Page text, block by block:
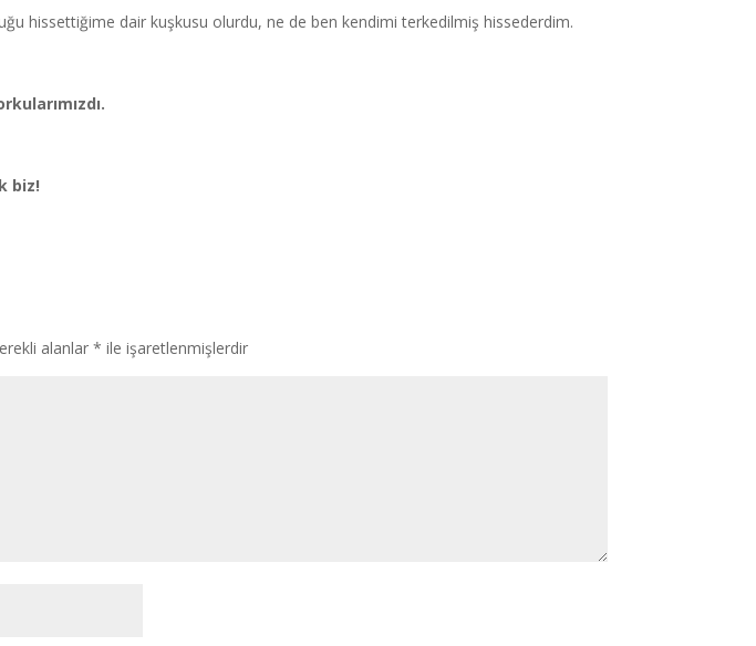
hissettiğime dair kuşkusu olurdu, ne de ben kendimi terkedilmiş hissederdim.
biz!
alanlar * ile işaretlenmişlerdir